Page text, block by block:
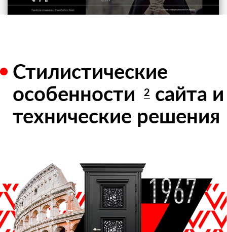
Стилистические
особенности
2 сайта и
технические решения